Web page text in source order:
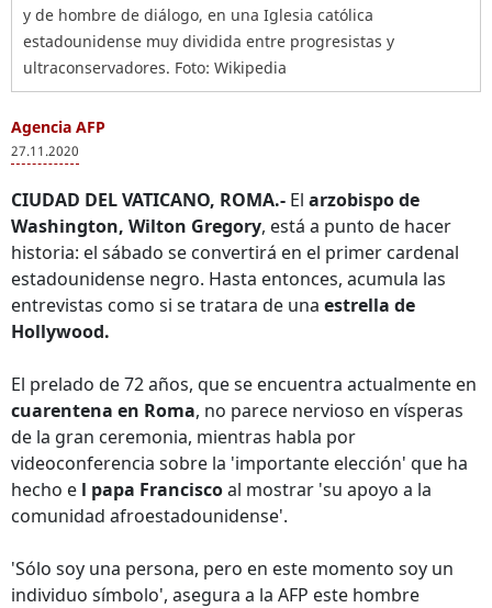
y de hombre de diálogo, en una Iglesia católica
estadounidense muy dividida entre progresistas y
ultraconservadores. Foto: Wikipedia
Agencia AFP
27.11.2020
CIUDAD DEL VATICANO, ROMA.- El arzobispo de
Washington, Wilton Gregory, está a punto de hacer
historia: el sábado se convertirá en el primer cardenal
estadounidense negro. Hasta entonces, acumula las
entrevistas como si se tratara de una estrella de
Hollywood.
El prelado de 72 años, que se encuentra actualmente en
cuarentena en Roma, no parece nervioso en vísperas
de la gran ceremonia, mientras habla por
videoconferencia sobre la 'importante elección' que ha
hecho e l papa Franciscoal mostrar 'su apoyo a la
comunidad afroestadounidense'.
'Sólo soy una persona, pero en este momento soy un
individuo símbolo', asegura a la AFP este hombre